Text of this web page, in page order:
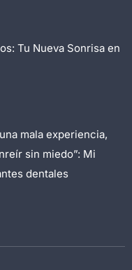
Tu Nueva Sonrisa en
mala experiencia,
sin miedo”: Mi
dentales